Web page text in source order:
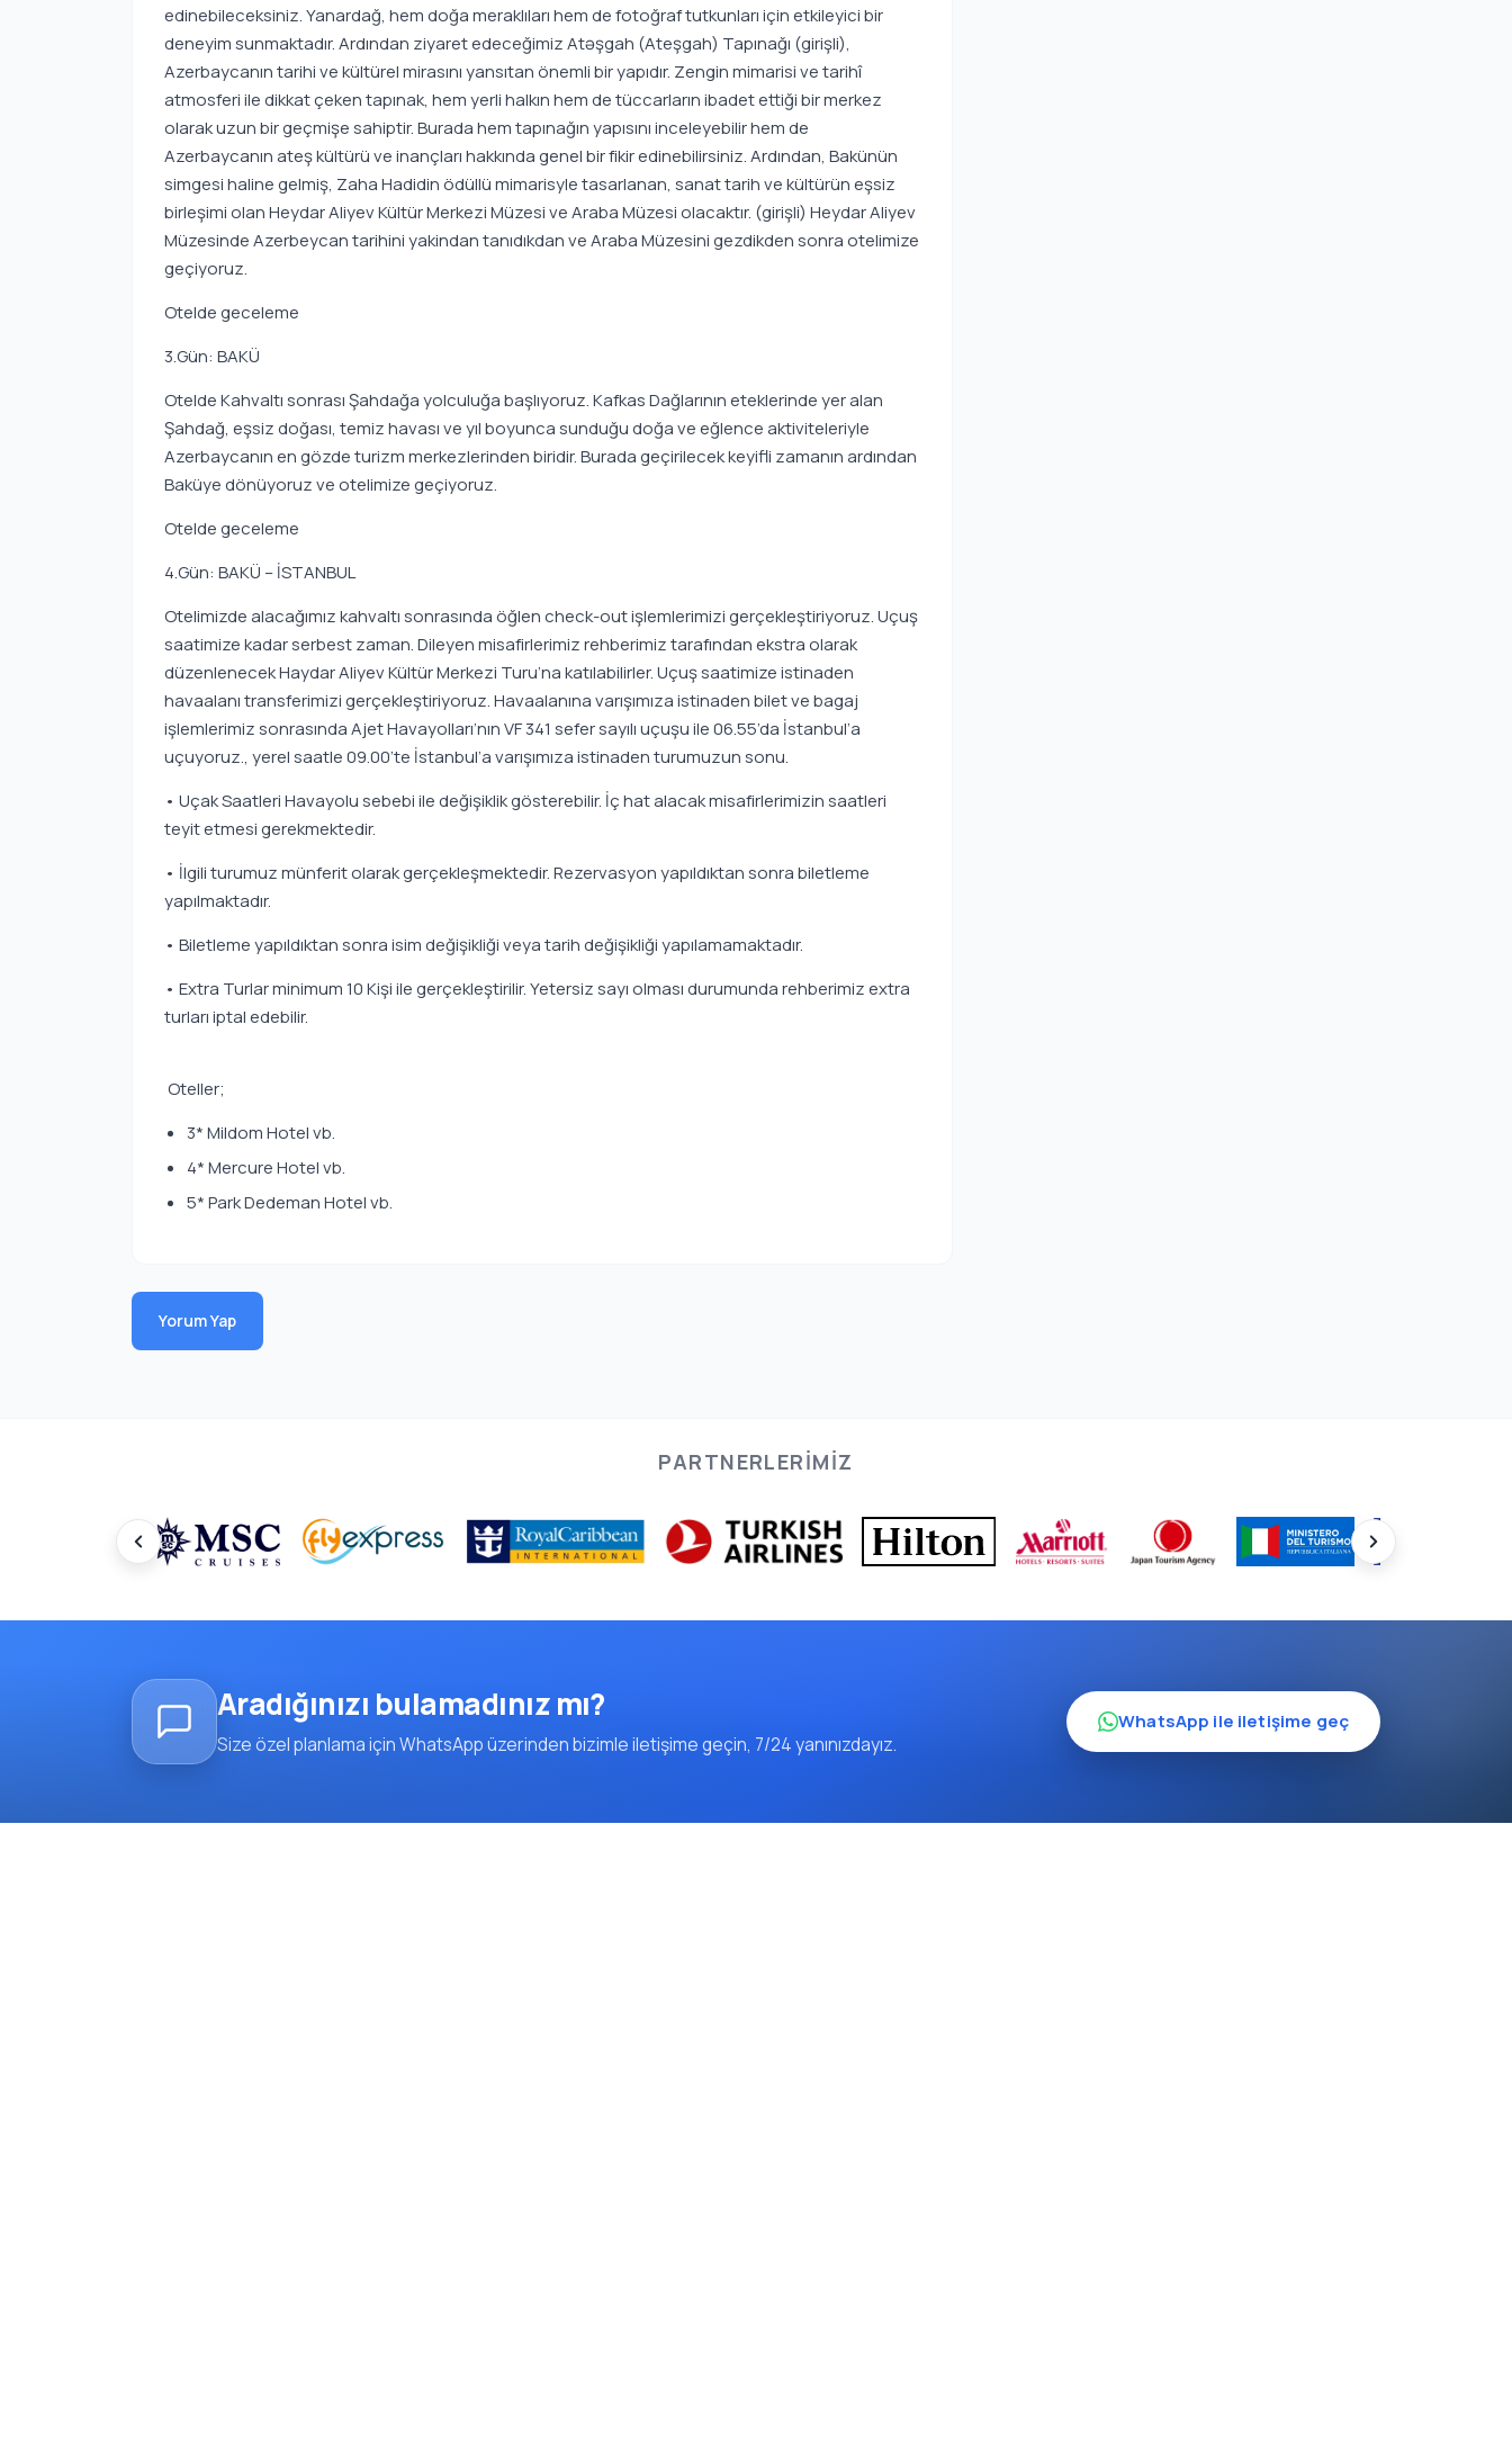
edinebileceksiniz. Yanardağ, hem doğa meraklıları hem de fotoğraf tutkunları için etkileyici bir
deneyim sunmaktadır. Ardından ziyaret edeceğimiz Atəşgah (Ateşgah) Tapınağı (girişli),
Azerbaycanın tarihi ve kültürel mirasını yansıtan önemli bir yapıdır. Zengin mimarisi ve tarihî
atmosferi ile dikkat çeken tapınak, hem yerli halkın hem de tüccarların ibadet ettiği bir merkez
olarak uzun bir geçmişe sahiptir. Burada hem tapınağın yapısını inceleyebilir hem de
Azerbaycanın ateş kültürü ve inançları hakkında genel bir fikir edinebilirsiniz. Ardından, Bakünün
simgesi haline gelmiş, Zaha Hadidin ödüllü mimarisyle tasarlanan, sanat tarih ve kültürün eşsiz
birleşimi olan Heydar Aliyev Kültür Merkezi Müzesi ve Araba Müzesi olacaktır. (girişli) Heydar Aliyev
Müzesinde Azerbeycan tarihini yakindan tanıdıkdan ve Araba Müzesini gezdikden sonra otelimize
geçiyoruz.
Otelde geceleme
3.Gün: BAKÜ
Otelde Kahvaltı sonrası Şahdağa yolculuğa başlıyoruz. Kafkas Dağlarının eteklerinde yer alan
Şahdağ, eşsiz doğası, temiz havası ve yıl boyunca sunduğu doğa ve eğlence aktiviteleriyle
Azerbaycanın en gözde turizm merkezlerinden biridir. Burada geçirilecek keyifli zamanın ardından
Baküye dönüyoruz ve otelimize geçiyoruz.
Otelde geceleme
4.Gün: BAKÜ – İSTANBUL
Otelimizde alacağımız kahvaltı sonrasında öğlen check-out işlemlerimizi gerçekleştiriyoruz. Uçuş
saatimize kadar serbest zaman. Dileyen misafirlerimiz rehberimiz tarafından ekstra olarak
düzenlenecek Haydar Aliyev Kültür Merkezi Turu’na katılabilirler. Uçuş saatimize istinaden
havaalanı transferimizi gerçekleştiriyoruz. Havaalanına varışımıza istinaden bilet ve bagaj
işlemlerimiz sonrasında Ajet Havayolları’nın VF 341 sefer sayılı uçuşu ile 06.55’da İstanbul’a
uçuyoruz., yerel saatle 09.00’te İstanbul’a varışımıza istinaden turumuzun sonu.
• Uçak Saatleri Havayolu sebebi ile değişiklik gösterebilir. İç hat alacak misafirlerimizin saatleri
teyit etmesi gerekmektedir.
• İlgili turumuz münferit olarak gerçekleşmektedir. Rezervasyon yapıldıktan sonra biletleme
yapılmaktadır.
• Biletleme yapıldıktan sonra isim değişikliği veya tarih değişikliği yapılamamaktadır.
• Extra Turlar minimum 10 Kişi ile gerçekleştirilir. Yetersiz sayı olması durumunda rehberimiz extra
turları iptal edebilir.
Oteller;
3* Mildom Hotel vb.
4* Mercure Hotel vb.
5* Park Dedeman Hotel vb.
Yorum Yap
PARTNERLERIMIZ
Aradığınızı bulamadınız mı?
Size özel planlama için WhatsApp üzerinden bizimle iletişime geçin, 7/24 yanınızdayız.
WhatsApp ile iletişime geç